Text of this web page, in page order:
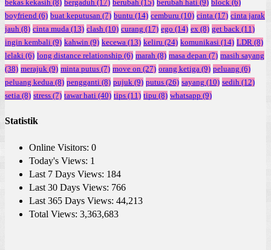
bekas kekasih (8) bergaduh (17) berubah (15) berubah hati (9) block (6)
boyfriend (6) buat keputusan (7) buntu (14) cemburu (10) cinta (17) cinta jarak
jauh (8) cinta muda (13) clash (10) curang (17) ego (14) ex (8) get back (11)
ingin kembali (9) kahwin (9) kecewa (13) keliru (24) komunikasi (14) LDR (8)
lelaki (6) long distance relationship (6) marah (8) masa depan (7) masih sayang
(38) merajuk (9) minta putus (7) move on (27) orang ketiga (9) peluang (6)
peluang kedua (8) pengganti (8) pujuk (9) putus (26) sayang (10) sedih (12)
setia (8) stress (7) tawar hati (40) tips (11) tipu (8) whatsapp (9)
Statistik
Online Visitors: 0
Today's Views: 1
Last 7 Days Views: 184
Last 30 Days Views: 766
Last 365 Days Views: 44,213
Total Views: 3,363,683